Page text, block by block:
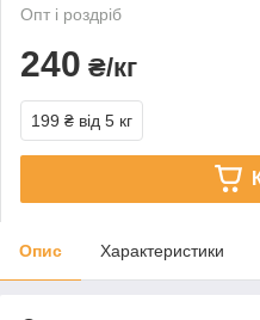
Опт і роздріб
240 ₴/кг
199 ₴ від 5 кг
Опис Характеристики